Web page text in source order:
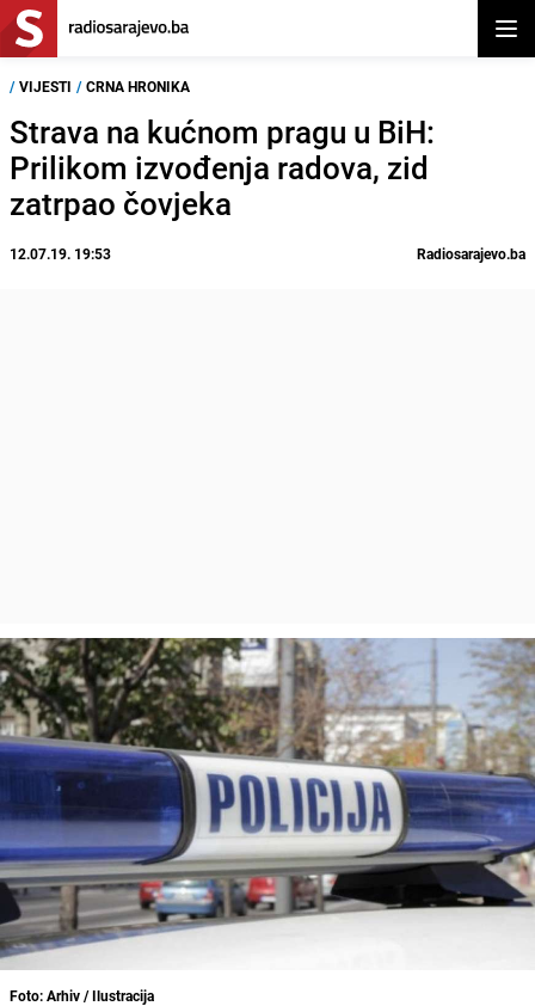
/ VIJESTI / CRNA HRONIKA
Strava na kućnom pragu u BiH:
Prilikom izvođenja radova, zid
zatrpao čovjeka
12.07.19. 19:53 Radiosarajevo.ba
Foto: Arhiv / Ilustracija